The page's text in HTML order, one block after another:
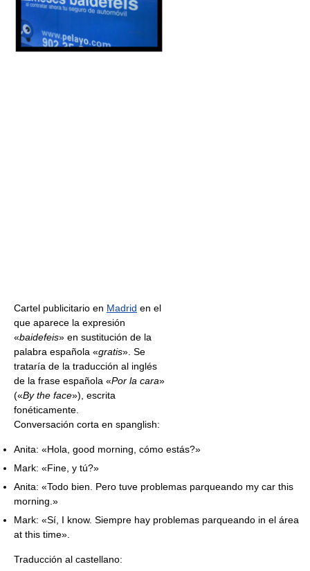
Cartel publicitario en Madrid en el
que aparece la expresión
«baidefeis» en sustitución de la
palabra española «gratis». Se
trataría de la traducción al inglés
de la frase española «Por la cara»
(«By the face»), escrita
fonéticamente.
Conversación corta en spanglish:
Anita: «Hola, good morning, cómo estás?»
Mark: «Fine, y tú?»
Anita: «Todo bien. Pero tuve problemas parqueando my car this
morning.»
Mark: «Sí, I know. Siempre hay problemas parqueando in el área
at this time».
Traducción al castellano: